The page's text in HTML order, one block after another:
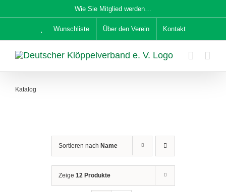
Inhalt
Wie Sie Mitglied werden…
Wunschliste Über den Verein Kontakt
Katalog
Sortieren nach Name
Zeige 12 Produkte